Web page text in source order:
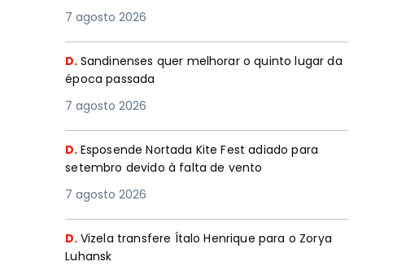
7 agosto 2026
D. Sandinenses quer melhorar o quinto lugar da
época passada
7 agosto 2026
D. Esposende Nortada Kite Fest adiado para
setembro devido à falta de vento
7 agosto 2026
D. Vizela transfere Ítalo Henrique para o Zorya
Luhansk